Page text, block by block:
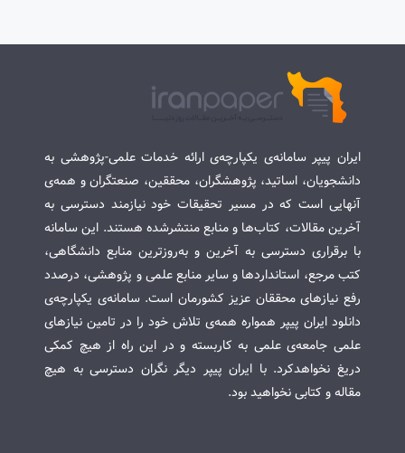
ایران پیپر سامانه‌ی یکپارچه‌ی ارائه خدمات علمی-پژوهشی به
دانشجویان، اساتید، پژوهشگران، محققین، صنعتگران و همه‌ی
آنهایی است که در مسیر تحقیقات خود نیازمند دسترسی به
آخرین مقالات، کتاب‌ها و منابع منتشرشده هستند. این سامانه
با برقراری دسترسی به آخرین و به‌روزترین منابع دانشگاهی،
کتب مرجع، استانداردها و سایر منابع علمی و پژوهشی، درصدد
رفع نیازهای محققان عزیز کشورمان است. سامانه‌ی یکپارچه‌ی
دانلود ایران پیپر همواره همه‌ی تلاش خود را در تامین نیازهای
علمی جامعه‌ی علمی به کاربسته و در این راه از هیچ کمکی
دریغ نخواهدکرد. با ایران پیپر دیگر نگران دسترسی به هیچ
مقاله و کتابی نخواهید بود.